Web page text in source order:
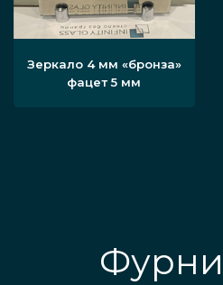
Зеркало 4 мм «бронза»
фацет 5 мм